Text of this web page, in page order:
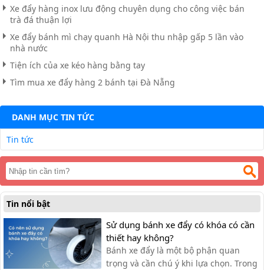
Xe đẩy hàng inox lưu động chuyên dụng cho công việc bán
trà đá thuận lợi
Xe đẩy bánh mì chạy quanh Hà Nội thu nhập gấp 5 lần vào
nhà nước
Tiện ích của xe kéo hàng bằng tay
Tìm mua xe đẩy hàng 2 bánh tại Đà Nẵng
DANH MỤC TIN TỨC
Tin tức
Tin nổi bật
Sử dụng bánh xe đẩy có khóa có cần
thiết hay không?
Bánh xe đẩy là một bộ phận quan
trọng và cần chú ý khi lựa chọn. Trong